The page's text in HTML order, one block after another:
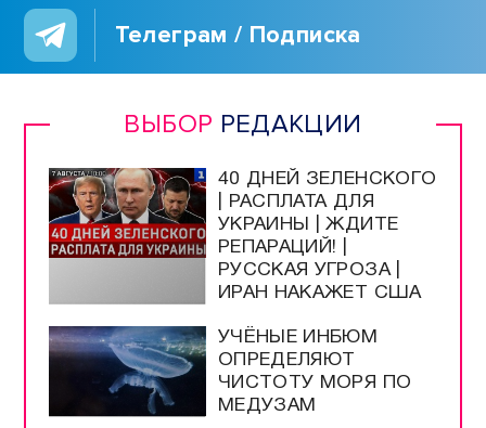
Телеграм / Подписка
ВЫБОР РЕДАКЦИИ
40 ДНЕЙ ЗЕЛЕНСКОГО
| РАСПЛАТА ДЛЯ
УКРАИНЫ | ЖДИТЕ
РЕПАРАЦИЙ! |
РУССКАЯ УГРОЗА |
ИРАН НАКАЖЕТ США
УЧЁНЫЕ ИНБЮМ
ОПРЕДЕЛЯЮТ
ЧИСТОТУ МОРЯ ПО
МЕДУЗАМ